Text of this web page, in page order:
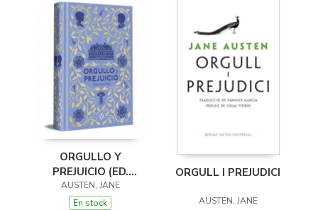
ORGULLO Y
PREJUICIO (ED.
CONMEMORATIVA)
AUSTEN, JANE
En stock
ORGULL I PREJUDICI
AUSTEN, JANE